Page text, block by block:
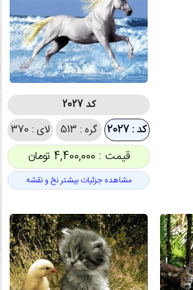
کد 2027
کد : 2027 گره : 513 لای : 370
قیمت : 4,400,000 تومان
مشاهده جزئیات بیشتر نخ و نقشه